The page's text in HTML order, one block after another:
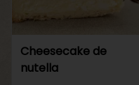
Cheesecake de
nutella